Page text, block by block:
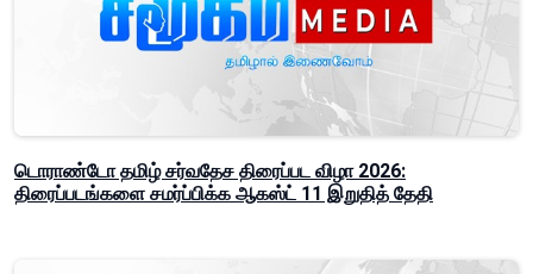
டொராண்டோ தமிழ் சர்வதேச திரைப்பட விழா 2026:
திரைப்படங்களை சமர்ப்பிக்க ஆகஸ்ட் 11 இறுதித் தேதி